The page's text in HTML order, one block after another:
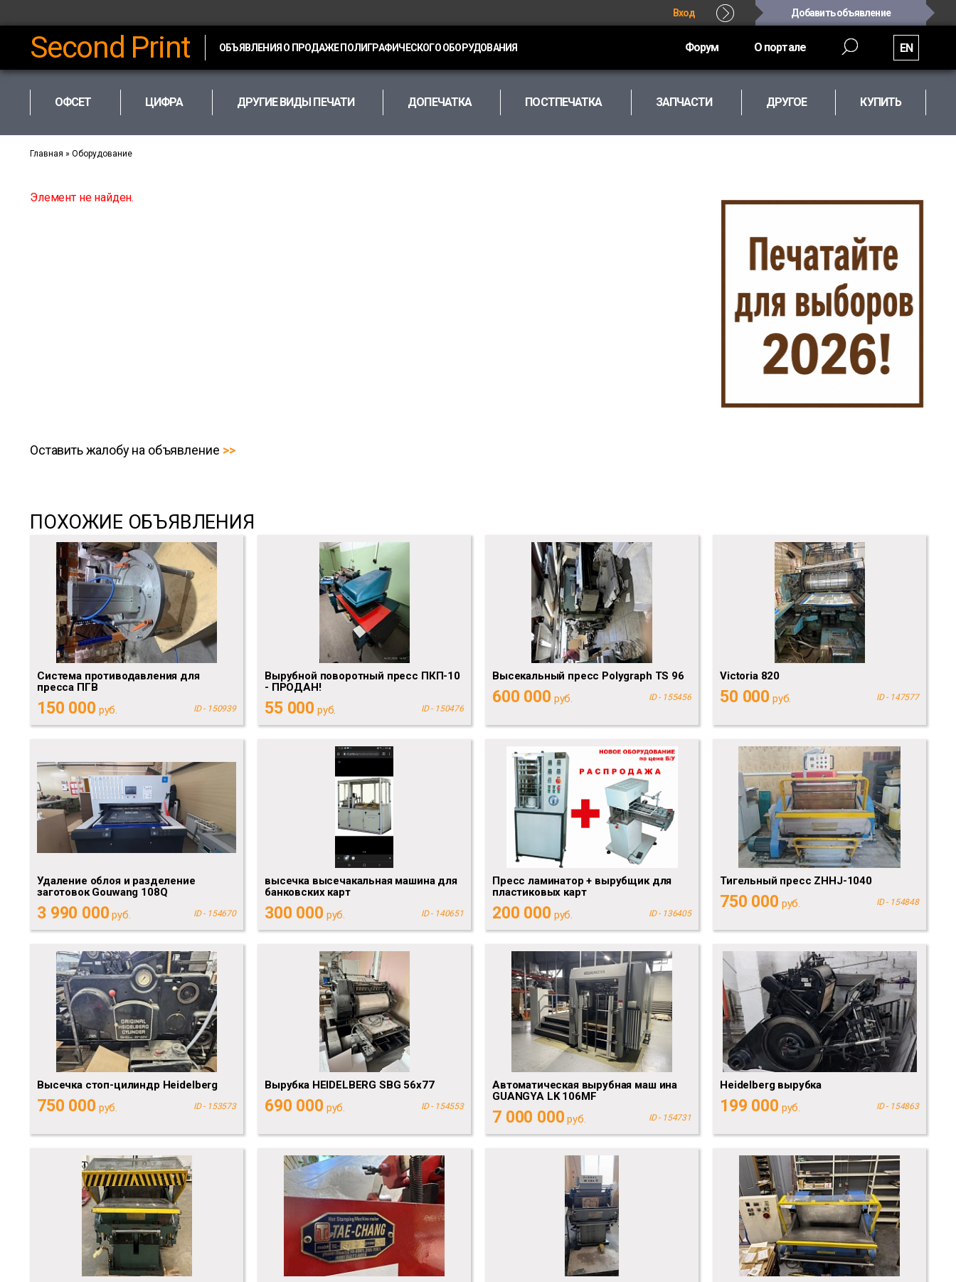
Вход Добавить объявление
Second Print ОБЪЯВЛЕНИЯ О ПРОДАЖЕ ПОЛИГРАФИЧЕСКОГО ОБОРУДОВАНИЯ Форум О портале EN
ОФСЕТ ЦИФРА ДРУГИЕ ВИДЫ ПЕЧАТИ ДОПЕЧАТКА ПОСТПЕЧАТКА ЗАПЧАСТИ ДРУГОЕ КУПИТЬ
Главная » Оборудование
Элемент не найден.
Оставить жалобу на объявление
ПОХОЖИЕ ОБЪЯВЛЕНИЯ
Система противодавления для
пресса ПГВ
150 000 руб. ID - 150939
Вырубной поворотный пресс ПКП-10
- ПРОДАН!
55 000 руб. ID - 150476
Высекальный пресс Polygraph TS 96
600 000 руб. ID - 155456
Victoria 820
50 000 руб. ID - 147577
Удаление облоя и разделение
заготовок Gouwang 108Q
3 990 000 руб. ID - 154670
высечка высечакальная машина для
банковских карт
300 000 руб. ID - 140651
Пресс ламинатор + вырубщик для
пластиковых карт
200 000 руб. ID - 136405
Тигельный пресс ZHHJ-1040
750 000 руб. ID - 154848
Высечка стоп-цилиндр Heidelberg
750 000 руб. ID - 153573
Вырубка HEIDELBERG SBG 56x77
690 000 руб. ID - 154553
Автоматическая вырубная маш ина
GUANGYA LK 106MF
7 000 000 руб. ID - 154731
Heidelberg вырубка
199 000 руб. ID - 154863